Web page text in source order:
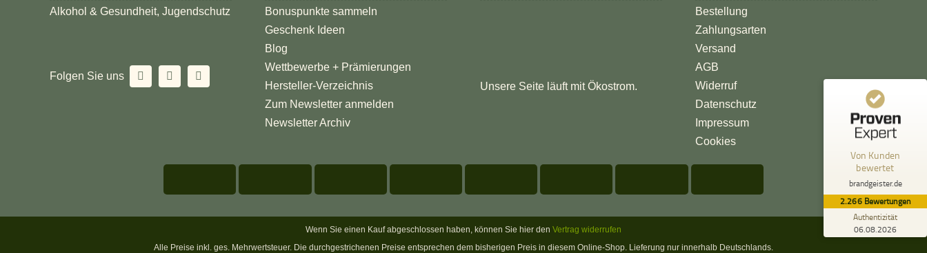
Alkohol & Gesundheit, Jugendschutz
Folgen Sie uns
Bonuspunkte sammeln
Geschenk Ideen
Blog
Wettbewerbe + Prämierungen
Hersteller-Verzeichnis
Zum Newsletter anmelden
Newsletter Archiv
Unsere Seite läuft mit Ökostrom.
Bestellung
Zahlungsarten
Versand
AGB
Widerruf
Datenschutz
Impressum
Cookies
Wenn Sie einen Kauf abgeschlossen haben, können Sie hier den Vertrag widerrufen
Alle Preise inkl. ges. Mehrwertsteuer. Die durchgestrichenen Preise entsprechen dem bisherigen Preis in diesem Online-Shop. Lieferung nur innerhalb Deutschlands.
Von Kunden
bewertet
brandgeister.de
2.266 Bewertungen
Authentizität
06.08.2026
SEHR GUT
2.153
Bewertungen auf
ProvenExpert.com
Bewertungen von
anderen Quelle
Blick aufs ProvenExpert-Profil werfen
Anonym
5,00
Ich habe mich über das große Sortiment
gefreut